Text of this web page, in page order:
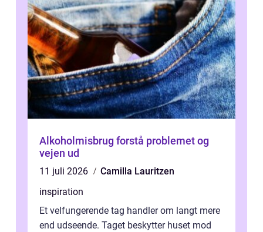
Alkoholmisbrug forstå problemet og
vejen ud
11 juli 2026
Camilla Lauritzen
inspiration
Et velfungerende tag handler om langt mere
end udseende. Taget beskytter huset mod